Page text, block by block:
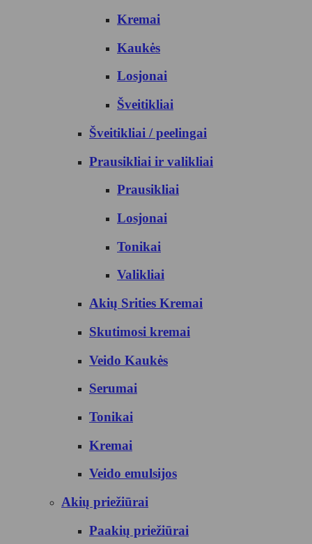
Kremai
Kaukės
Losjonai
Šveitikliai
Šveitikliai / peelingai
Prausikliai ir valikliai
Prausikliai
Losjonai
Tonikai
Valikliai
Akių Srities Kremai
Skutimosi kremai
Veido Kaukės
Serumai
Tonikai
Kremai
Veido emulsijos
Akių priežiūrai
Paakių priežiūrai